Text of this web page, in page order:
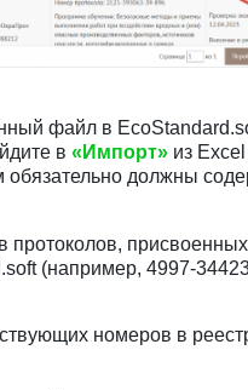
файл в
в «Импорт» из
обязательно должны
протоколов,
(например, 4997-
номеров в